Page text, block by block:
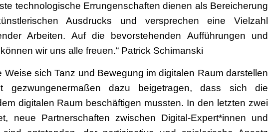
technologische Errungenschaften dienen als Bereicherung
Ausdrucks und versprechen eine Vielzahl
Arbeiten. Auf die bevorstehenden Aufführungen und
wir uns alle freuen.“ Patrick Schimanski
sich Tanz und Bewegung im digitalen Raum darstellen
gezwungenermaßen dazu beigetragen, dass sich die
digitalen Raum beschäftigen mussten. In den letzten zwei
neue Partnerschaften zwischen Digital-Expert*innen und